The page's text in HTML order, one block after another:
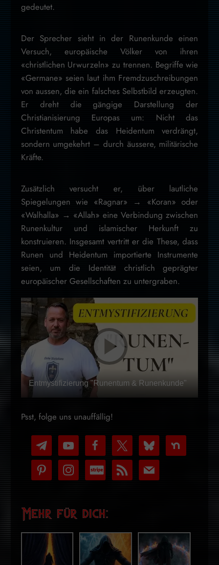
gedeutet.
Der Sprecher sieht in der Runenkunde einen
Versuch, europäische Völker von ihren
«christlichen Urwurzeln» zu trennen. Begriffe wie
«Germane» seien laut ihm Fremdzuschreibungen
von aussen, die ein falsches Selbstbild erzeugten.
Er dreht die gängige Darstellung der
Christianisierung Europas um: Nicht das
Christentum habe das Heidentum verdrängt,
sondern umgekehrt – durch äussere, militärische
Kräfte.
Zusätzlich versucht er, über lautliche
Spiegelungen wie «Ragnar» → «Koran» oder
«Walhalla» → «Allah» eine Verbindung zwischen
Runenkultur und islamischer Herkunft zu
konstruieren. Insgesamt vertritt er die These, dass
Runen und Heidentum importierte Instrumente
seien, um die Identität christlich geprägter
europäischer Gesellschaften zu untergraben.
Entmystifizierung "Runentum & Runenkunde"
Psst, folge uns unauffällig!
telegram
youtube-
play
facebook bluesky nextdoor
pinterest instagramcc-
stripe
rss mail
Mehr für dich: